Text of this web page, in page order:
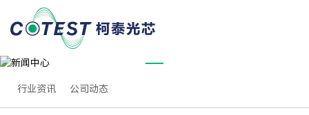
行业资讯 公司动态